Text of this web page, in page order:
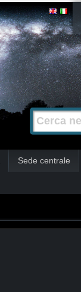
Cerca nel
Sede centrale